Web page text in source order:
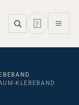
KLEBEBAND